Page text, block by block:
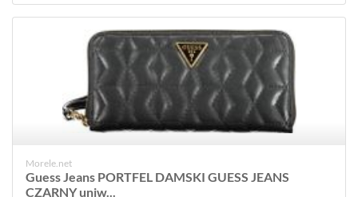
Morele.net
Guess Jeans PORTFEL DAMSKI GUESS JEANS
CZARNY uniw...